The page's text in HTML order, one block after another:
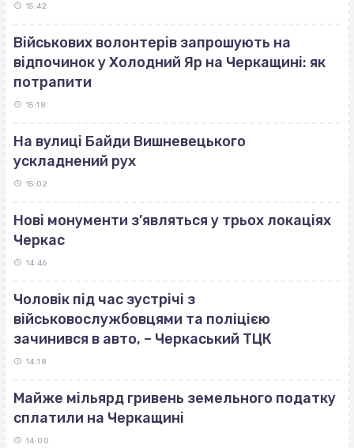
15:42
Військових волонтерів запрошують на
відпочинок у Холодний Яр на Черкащині: як
потрапити
15:18
На вулиці Байди Вишневецького
ускладнений рух
15:02
Нові монументи з’являться у трьох локаціях
Черкас
14:46
Чоловік під час зустрічі з
військовослужбовцями та поліцією
зачинився в авто, – Черкаський ТЦК
14:18
Майже мільярд гривень земельного податку
сплатили на Черкащині
14:00